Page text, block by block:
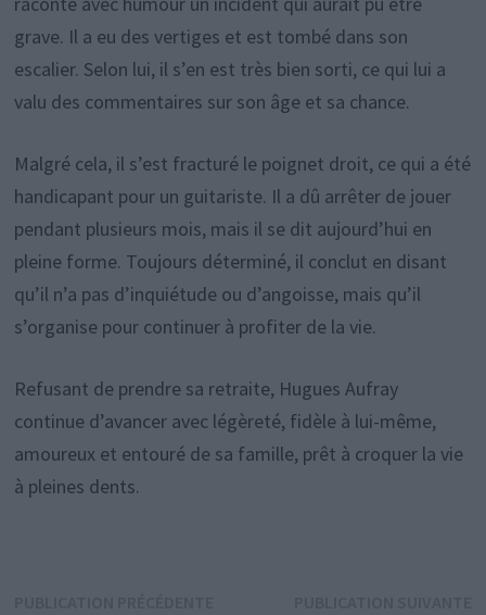
grave. Il a eu des vertiges et est tombé dans son
escalier. Selon lui, il s’en est très bien sorti, ce qui lui a
valu des commentaires sur son âge et sa chance.
Malgré cela, il s’est fracturé le poignet droit, ce qui a été
handicapant pour un guitariste. Il a dû arrêter de jouer
pendant plusieurs mois, mais il se dit aujourd’hui en
pleine forme. Toujours déterminé, il conclut en disant
qu’il n’a pas d’inquiétude ou d’angoisse, mais qu’il
s’organise pour continuer à profiter de la vie.
Refusant de prendre sa retraite, Hugues Aufray
continue d’avancer avec légèreté, fidèle à lui-même,
amoureux et entouré de sa famille, prêt à croquer la vie
à pleines dents.